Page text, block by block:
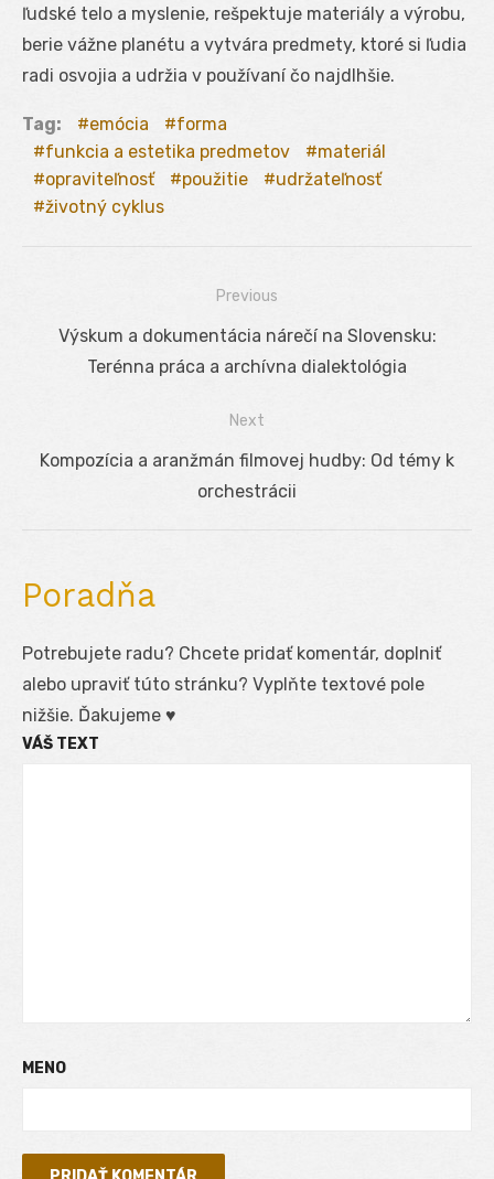
ľudské telo a myslenie, rešpektuje materiály a výrobu,
berie vážne planétu a vytvára predmety, ktoré si ľudia
radi osvojia a udržia v používaní čo najdlhšie.
Tag: emócia
forma
funkcia a estetika predmetov
materiál
opraviteľnosť
použitie
udržateľnosť
životný cyklus
Navigácia
Previous
Previous
Výskum a dokumentácia nárečí na Slovensku:
Terénna práca a archívna dialektológia
Next
Next
Kompozícia a aranžmán filmovej hudby: Od témy k
orchestrácii
Poradňa
Potrebujete radu? Chcete pridať komentár, doplniť
alebo upraviť túto stránku? Vyplňte textové pole
nižšie. Ďakujeme ♥
VÁŠ TEXT
MENO